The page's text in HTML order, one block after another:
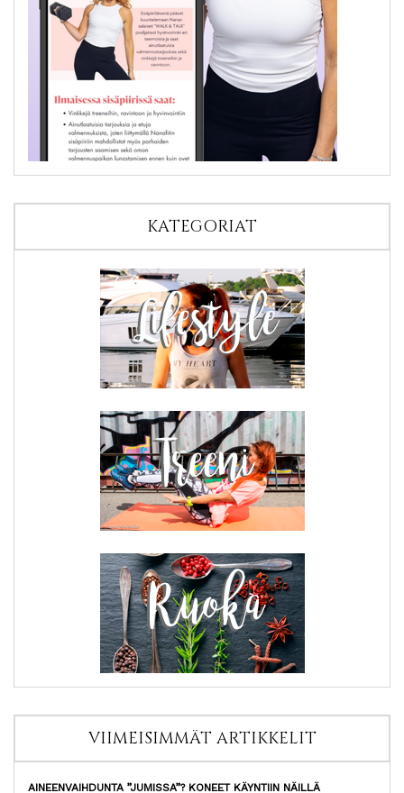
KATEGORIAT
VIIMEISIMMÄT ARTIKKELIT
AINEENVAIHDUNTA ”JUMISSA”? KONEET KÄYNTIIN NÄILLÄ